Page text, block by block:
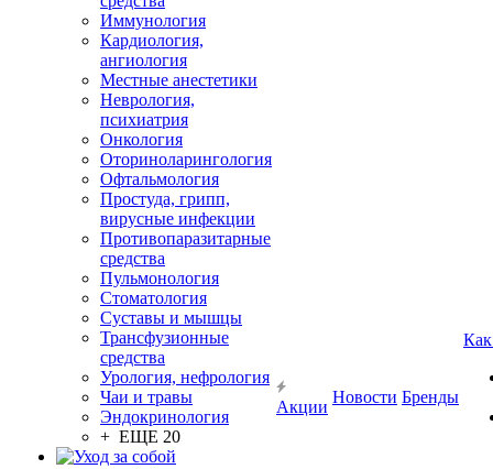
Иммунология
Кардиология,
ангиология
Местные анестетики
Неврология,
психиатрия
Онкология
Оториноларингология
Офтальмология
Простуда, грипп,
вирусные инфекции
Противопаразитарные
средства
Пульмонология
Стоматология
Суставы и мышцы
Трансфузионные
средства
Урология, нефрология
Чаи и травы
Эндокринология
+ ЕЩЕ 20
Акции
Новости Бренды